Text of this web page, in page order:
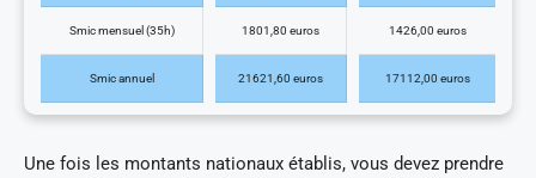
Smic mensuel (35h) 1801,80 euros 1426,00 euros
Smic annuel 21621,60 euros 17112,00 euros
Une fois les montants nationaux établis, vous devez prendre